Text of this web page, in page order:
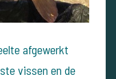
afgewerkt
vissen en de